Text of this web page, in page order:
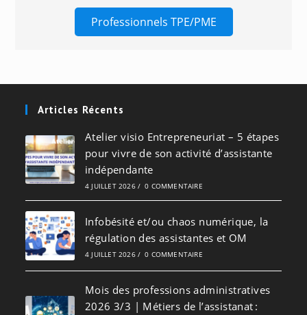
Professionnels TPE/PME
Articles Récents
Atelier visio Entrepreneuriat – 5 étapes
pour vivre de son activité d’assistante
indépendante
4 JUILLET 2026 / 0 COMMENTAIRE
Infobésité et/ou chaos numérique, la
régulation des assistantes et OM
4 JUILLET 2026 / 0 COMMENTAIRE
Mois des professions administratives
2026 3/3 | Métiers de l’assistanat :